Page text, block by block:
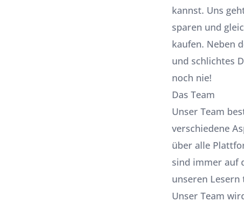
kannst. Uns
sparen und
kaufen. Neben
und schlichtes
noch nie!
Das Team
Unser Team
verschiedene
über alle
sind immer auf
unseren
Unser Team